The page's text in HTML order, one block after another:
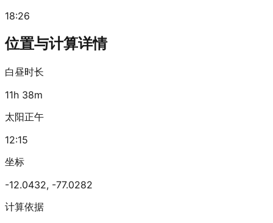
18:26
位置与计算详情
白昼时长
11h 38m
太阳正午
12:15
坐标
-12.0432, -77.0282
计算依据